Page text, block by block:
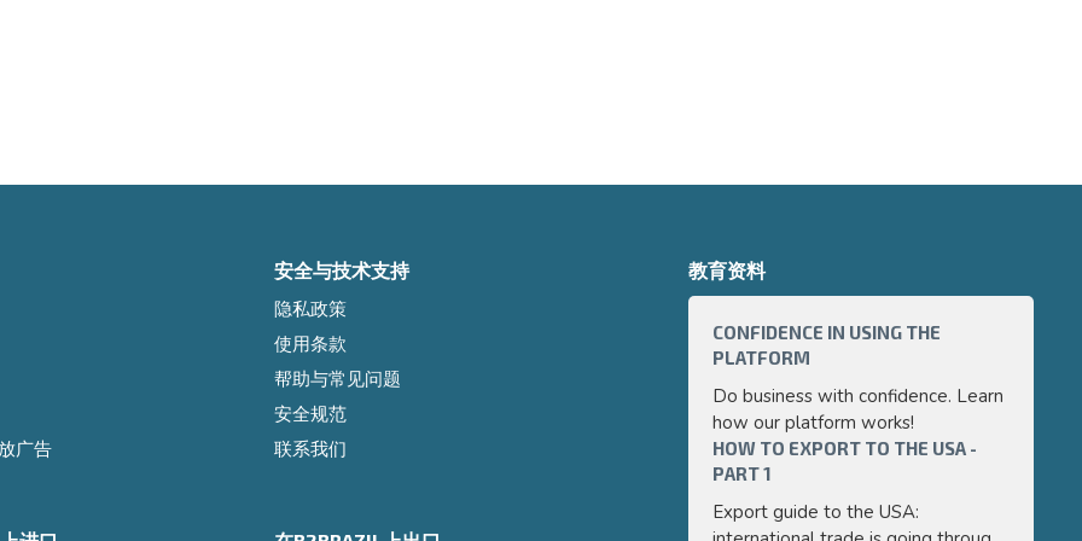
广告
安全与技术支持
隐私政策
使用条款
帮助与常见问题
安全规范
联系我们
教育资料
CONFIDENCE IN USING THE
PLATFORM
Do business with confidence. Learn
how our platform works!
HOW TO EXPORT TO THE USA -
PART 1
Export guide to the USA: